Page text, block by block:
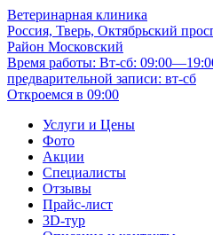
Ветеринарная клиника
Россия, Тверь, Октябрьский
Район Московский
Время работы: Вт-сб:
предварительной записи: вт-сб
Откроемся в 09:00
Услуги и Цены
Фото
Акции
Специалисты
Отзывы
Прайс-лист
3D-тур